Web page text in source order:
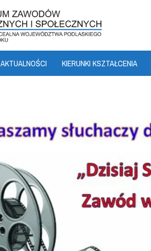
AKTUALNOŚCI KIERUNKI KSZTAŁCENIA